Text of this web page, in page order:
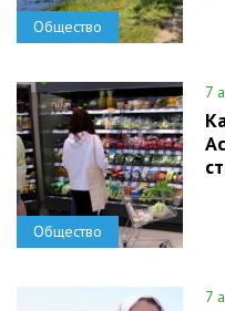
Общество
Общество
7
7